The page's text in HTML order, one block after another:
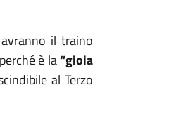
il traino
è la“gioia
al Terzo